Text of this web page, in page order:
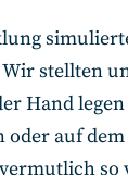
stellten
Hand
auf
so